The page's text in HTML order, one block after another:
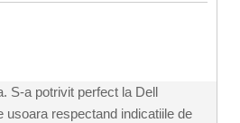
S-a potrivit perfect la Dell
usoara respectand indicatiile de